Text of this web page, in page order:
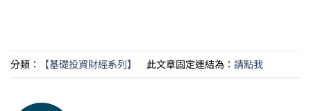
分類： 【基礎投資財經系列】 此文章固定連結為： 請點我